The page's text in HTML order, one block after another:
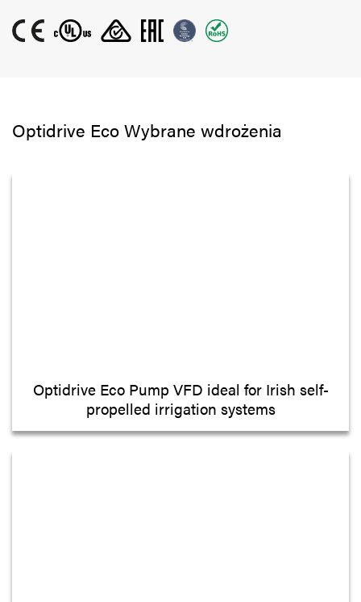
Optidrive Eco Wybrane wdrożenia
Optidrive Eco Pump VFD ideal for Irish self-
propelled irrigation systems